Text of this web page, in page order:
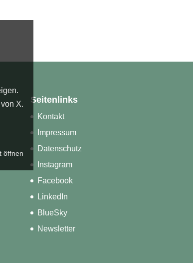
X.
öffnen
Seitenlinks
Kontakt
Impressum
Datenschutz
Instagram
Facebook
LinkedIn
BlueSky
Newsletter